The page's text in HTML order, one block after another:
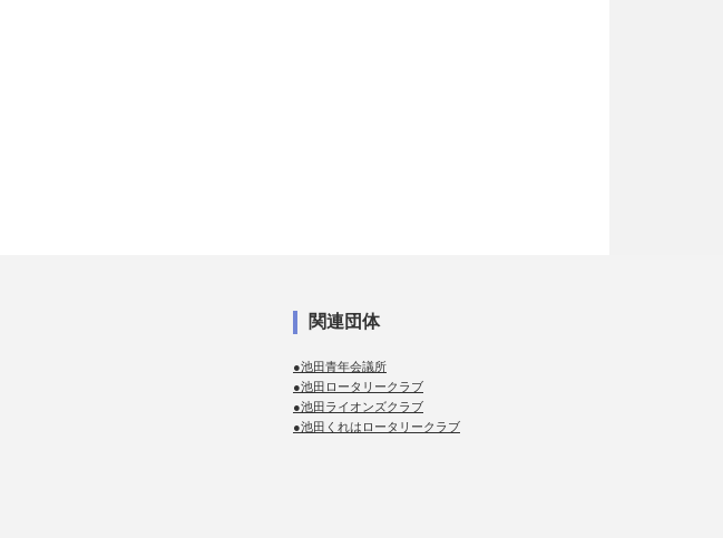
関連団体
●池田青年会議所
●池田ロータリークラブ
●池田ライオンズクラブ
●池田くれはロータリークラブ